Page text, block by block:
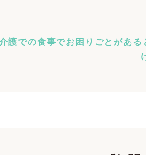
護での食事でお困りごとがあ